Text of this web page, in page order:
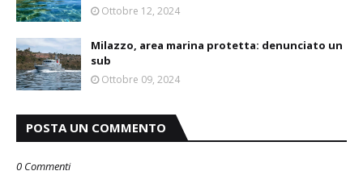
Ottobre 12, 2024
Milazzo, area marina protetta: denunciato un
sub
Ottobre 09, 2024
POSTA UN COMMENTO
0 Commenti